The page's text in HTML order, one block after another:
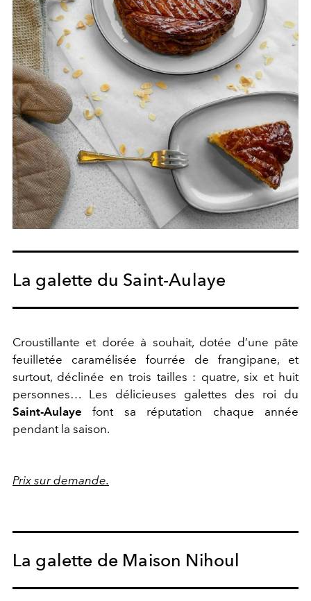
La galette du Saint-Aulaye
Croustillante et dorée à souhait, dotée d’une pâte
feuilletée caramélisée fourrée de frangipane, et
surtout, déclinée en trois tailles : quatre, six et huit
personnes… Les délicieuses galettes des roi du
Saint-Aulaye font sa réputation chaque année
pendant la saison.
Prix sur demande.
La galette de Maison Nihoul